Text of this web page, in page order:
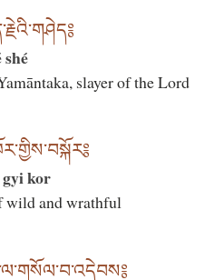
slayer of the Lord
kor
wild and wrathful